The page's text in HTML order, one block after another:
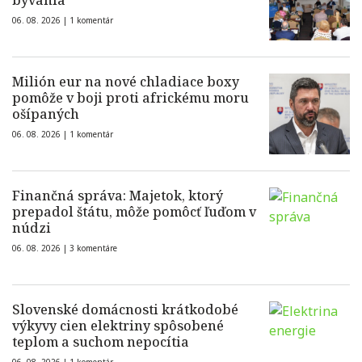
06. 08. 2026 | 1 komentár
Milión eur na nové chladiace boxy
pomôže v boji proti africkému moru
ošípaných
06. 08. 2026 | 1 komentár
Finančná správa: Majetok, ktorý
prepadol štátu, môže pomôcť ľuďom v
núdzi
06. 08. 2026 | 3 komentáre
Slovenské domácnosti krátkodobé
výkyvy cien elektriny spôsobené
teplom a suchom nepocítia